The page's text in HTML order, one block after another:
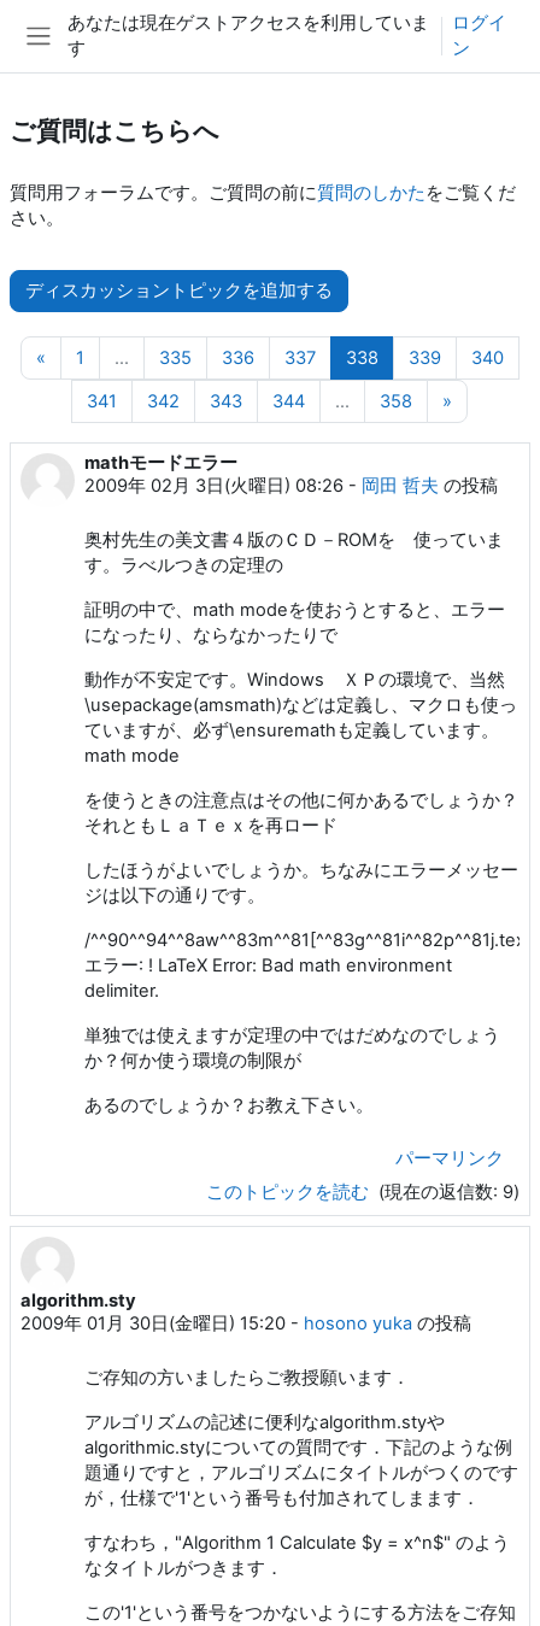
メインコンテンツへスキップする
サイドパネル
あなたは現在ゲストアクセスを利用していま
す
ログイ
ン
ご質問はこちらへ
質問用フォーラムです。ご質問の前に質問のしかた をご覧くだ
さい。
ディスカッショントピックを追加する
« 前のページ
1 ページ 1
… 335 ページ 335
336ページ 336
337ページ 337
338 ページ 338
339ページ 339
340ペ
341 ページ 341
342 ページ 342
343ページ 343
344ページ 344
… 358 ページ 358
»
mathモードエラー
2009年 02月 3日(火曜日) 08:26 - 岡田 哲夫 の投稿
奥村先生の美文書４版のＣＤ－ROMを 使っていま
す。ラべルつきの定理の
証明の中で、math modeを使おうとすると、エラー
になったり、ならなかったりで
動作が不安定です。Windows ＸＰの環境で、当然
\usepackage(amsmath)などは定義し、マクロも使っ
ていますが、必ず\ensuremathも定義しています。
math mode
を使うときの注意点はその他に何かあるでしょうか？
それともＬａＴｅｘを再ロード
したほうがよいでしょうか。ちなみにエラーメッセー
ジは以下の通りです。
/
エラー: ! LaTeX Error: Bad math environment
delimiter.
単独では使えますが定理の中ではだめなのでしょう
か？何か使う環境の制限が
あるのでしょうか？お教え下さい。
パーマリンク
このトピックを読む (現在の返信数: 9)
algorithm.sty
2009年 01月 30日(金曜日) 15:20 - hosono yuka の投稿
ご存知の方いましたらご教授願います．
アルゴリズムの記述に便利なalgorithm.styや
algorithmic.styについての質問です．下記のような例
題通りですと，アルゴリズムにタイトルがつくのです
が，仕様で'1'という番号も付加されてしまます．
すなわち，"Algorithm 1 Calculate $y = x^n$" のよう
なタイトルがつきます．
この'1'という番号をつかないようにする方法をご存知